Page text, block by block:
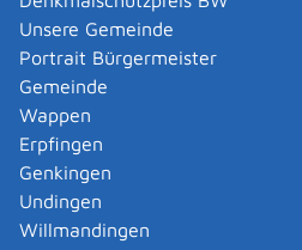
Unsere Gemeinde
Portrait Bürgermeister
Gemeinde
Wappen
Erpfingen
Genkingen
Undingen
Willmandingen
Abweichende Ruhezeit
Adoption - Akteneinsicht
Adoption - sich als
Adoption eines
Beurkundung im
Adoption eines
Umwandlung einer
Adoption beantragen
Adoption eines deutschen